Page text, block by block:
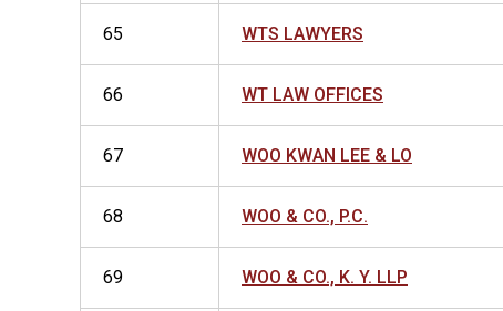
65 WTS LAWYERS
66 WT LAW OFFICES
67 WOO KWAN LEE & LO
68 WOO & CO., P.C.
69 WOO & CO., K. Y. LLP